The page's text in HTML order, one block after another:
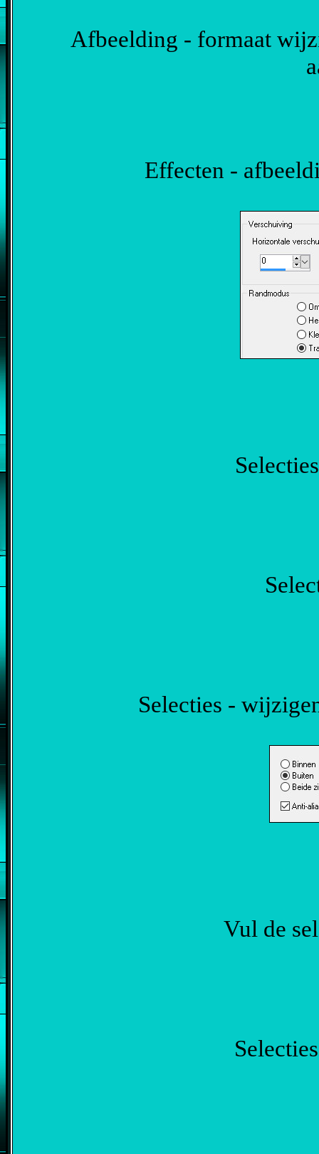
Afbeelding - formaat
Effecten -
Selecties -
Vul de